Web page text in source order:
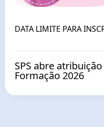
DATA LIMITE PARA
SPS abre
Formação 2026